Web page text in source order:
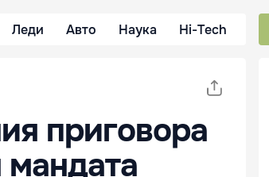
Леди Авто Наука Hi-Tech
приговора